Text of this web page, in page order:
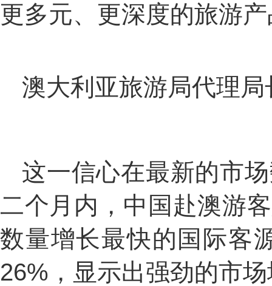
更多元、更深度的旅游产
澳大利亚旅游局代理
这一信心在最新的市
二个月内，中国赴澳游
数量增长最快的国际客
26%，显示出强劲的市